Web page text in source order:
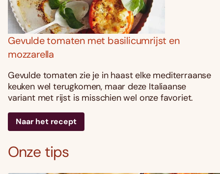
Gevulde tomaten met basilicumrijst en
mozzarella
Gevulde tomaten zie je in haast elke mediterraanse
keuken wel terugkomen, maar deze Italiaanse
variant met rijst is misschien wel onze favoriet.
Naar het recept
Onze tips